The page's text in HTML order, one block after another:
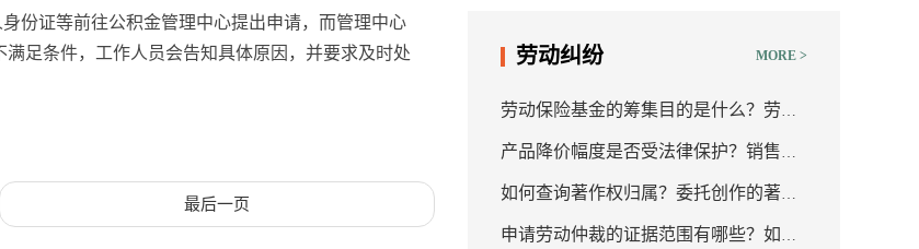
份证等前往公积金管理中心提出申请，而管理中心
足条件，工作人员会告知具体原因，并要求及时处
最后一页
合同违约可以仲裁吗？没有履
行合同如何处理？哪些合同纠
2023-05-25
代位继承的司法解释有哪些？
申请涉外继承公证应提交的材
料有哪些？涉外继承包括几种
基本情况？
MORE >
劳动纠纷
劳动保险基金的筹集目的是什么？劳动
保险基金的含义是什么？劳动保险基金
有哪些类型？
产品降价幅度是否受法律保护？销售时
间不同降价的幅度也就会有所不同吗？
如何查询著作权归属？委托创作的著作
权归属是什么？著作权归属的规定有哪
申请劳动仲裁的证据范围有哪些？如何